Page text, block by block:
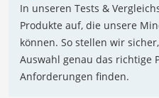
In unseren Tests &
Produkte auf, die unsere
können. So stellen wir
Auswahl genau das richtige
Anforderungen finden.